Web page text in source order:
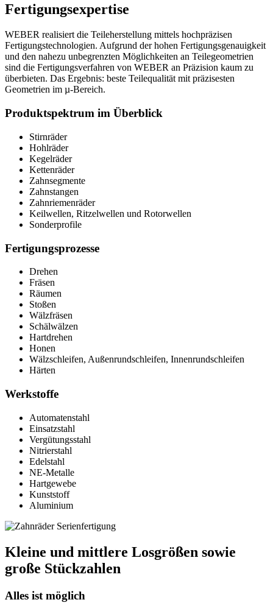
Fertigungsexpertise
WEBER realisiert die Teileherstellung mittels hochpräzisen
Fertigungstechnologien. Aufgrund der hohen Fertigungsgenauigkeit
und den nahezu unbegrenzten Möglichkeiten an Teilegeometrien
sind die Fertigungsverfahren von WEBER an Präzision kaum zu
überbieten. Das Ergebnis: beste Teilequalität mit präzisesten
Geometrien im µ-Bereich.
Produktspektrum im Überblick
Stirnräder
Hohlräder
Kegelräder
Kettenräder
Zahnsegmente
Zahnstangen
Zahnriemenräder
Keilwellen, Ritzelwellen und Rotorwellen
Sonderprofile
Fertigungsprozesse
Drehen
Fräsen
Räumen
Stoßen
Wälzfräsen
Schälwälzen
Hartdrehen
Honen
Wälzschleifen, Außenrundschleifen, Innenrundschleifen
Härten
Werkstoffe
Automatenstahl
Einsatzstahl
Vergütungsstahl
Nitrierstahl
Edelstahl
NE-Metalle
Hartgewebe
Kunststoff
Aluminium
Kleine und mittlere Losgrößen sowie
große Stückzahlen
Alles ist möglich